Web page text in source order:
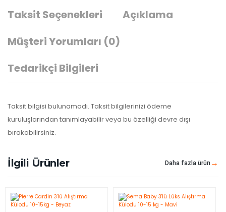
Taksit Seçenekleri
Açıklama
Müşteri Yorumları (0)
Tedarikçi Bilgileri
Taksit bilgisi bulunamadı. Taksit bilgilerinizi ödeme
kuruluşlarından tanımlayabilir veya bu özelliği devre dışı
bırakabilirsiniz.
İlgili Ürünler Daha fazla ürün